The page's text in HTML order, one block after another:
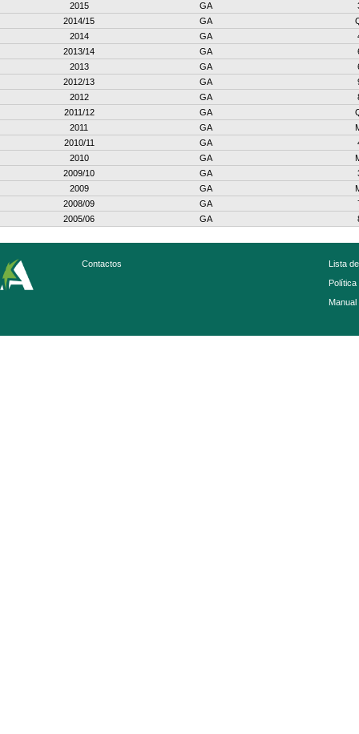
2015
GA
2014/15
GA
2014
GA
2013/14
GA
2013
GA
2012/13
GA
2012
GA
2011/12
GA
2011
GA
2010/11
GA
2010
GA
2009/10
GA
2009
GA
2008/09
GA
2005/06
GA
Contactos
Lista
Política